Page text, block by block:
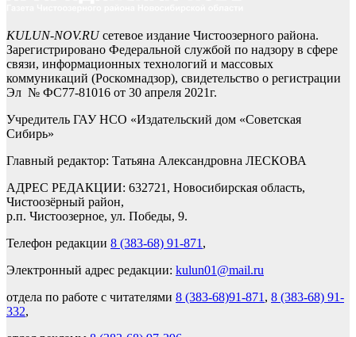
KULUN-NOV.RUсетевое издание Чистоозерного района.
Зарегистрировано Федеральной службой по надзору в сфере
связи, информационных технологий и массовых
коммуникаций (Роскомнадзор), свидетельство о регистрации
Эл № ФС77-81016 от 30 апреля 2021г.
Учредитель ГАУ НСО «Издательский дом «Советская
Сибирь»
Главный редактор: Татьяна Александровна ЛЕСКОВА
АДРЕС РЕДАКЦИИ: 632721, Новосибирская область,
Чистоозёрный район,
р.п. Чистоозерное, ул. Победы, 9.
Телефон редакции 8 (383-68) 91-871 ,
Электронный адрес редакции: kulun01@mail.ru
отдела по работе с читателями 8 (383-68)91-871 , 8 (383-68) 91-
332,